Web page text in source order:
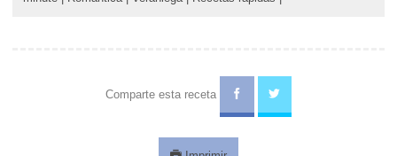
Comparte esta receta